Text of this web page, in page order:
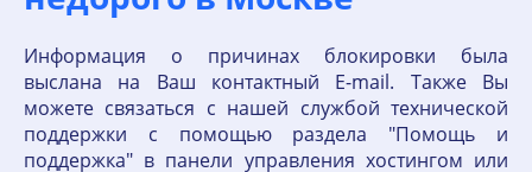
Информация о причинах блокировки была
выслана на Ваш контактный E-mail. Также Вы
можете связаться с нашей службой технической
поддержки с помощью раздела "Помощь и
поддержка" в панели управления хостингом или